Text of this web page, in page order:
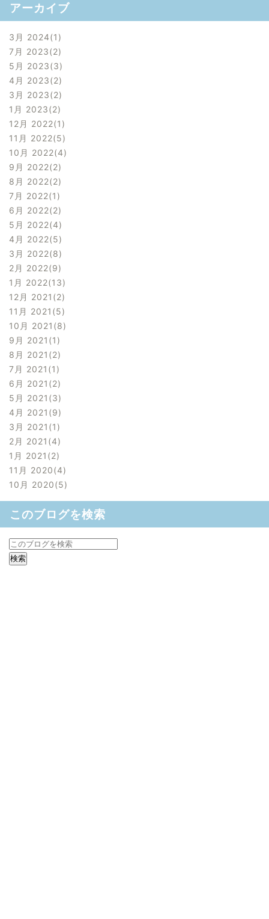
アーカイブ
3月 2024 1
7月 2023 2
5月 2023 3
4月 2023 2
3月 2023 2
1月 2023 2
12月 2022 1
11月 2022 5
10月 2022 4
9月 2022 2
8月 2022 2
7月 2022 1
6月 2022 2
5月 2022 4
4月 2022 5
3月 2022 8
2月 2022 9
1月 2022 13
12月 2021 2
11月 2021 5
10月 2021 8
9月 2021 1
8月 2021 2
7月 2021 1
6月 2021 2
5月 2021 3
4月 2021 9
3月 2021 1
2月 2021 4
1月 2021 2
11月 2020 4
10月 2020 5
このブログを検索